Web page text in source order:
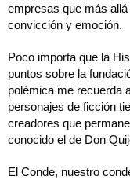
empresas que más
convicción y emoción.
Poco importa que la
puntos sobre la
polémica me recuerda
personajes de ficción
creadores que
conocido el de Don
El Conde, nuestro